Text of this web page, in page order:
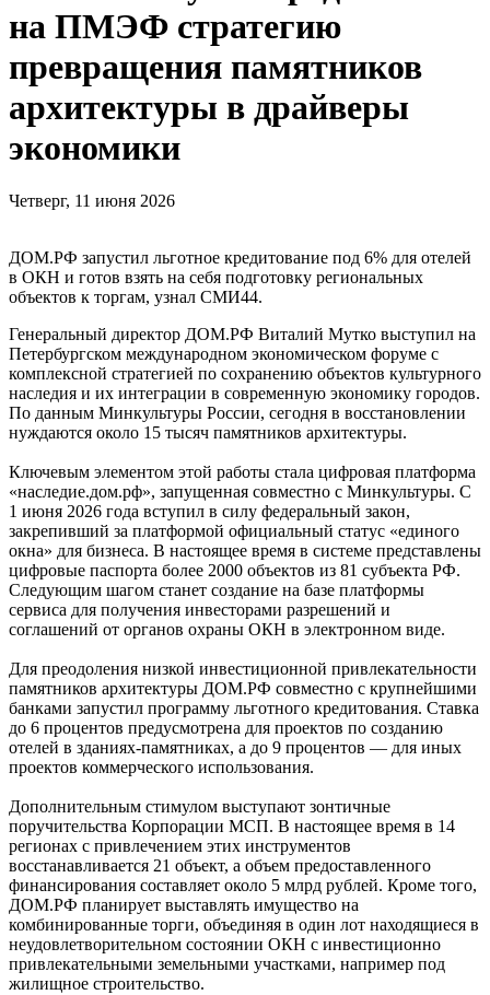
на ПМЭФ стратегию
превращения памятников
архитектуры в драйверы
экономики
Четверг, 11 июня 2026
ДОМ.РФ запустил льготное кредитование под 6% для отелей
в ОКН и готов взять на себя подготовку региональных
объектов к торгам, узнал СМИ44.
Генеральный директор ДОМ.РФ Виталий Мутко выступил на
Петербургском международном экономическом форуме с
комплексной стратегией по сохранению объектов культурного
наследия и их интеграции в современную экономику городов.
По данным Минкультуры России, сегодня в восстановлении
нуждаются около 15 тысяч памятников архитектуры.
Ключевым элементом этой работы стала цифровая платформа
«наследие.дом.рф», запущенная совместно с Минкультуры. С
1 июня 2026 года вступил в силу федеральный закон,
закрепивший за платформой официальный статус «единого
окна» для бизнеса. В настоящее время в системе представлены
цифровые паспорта более 2000 объектов из 81 субъекта РФ.
Следующим шагом станет создание на базе платформы
сервиса для получения инвесторами разрешений и
соглашений от органов охраны ОКН в электронном виде.
Для преодоления низкой инвестиционной привлекательности
памятников архитектуры ДОМ.РФ совместно с крупнейшими
банками запустил программу льготного кредитования. Ставка
до 6 процентов предусмотрена для проектов по созданию
отелей в зданиях-памятниках, а до 9 процентов — для иных
проектов коммерческого использования.
Дополнительным стимулом выступают зонтичные
поручительства Корпорации МСП. В настоящее время в 14
регионах с привлечением этих инструментов
восстанавливается 21 объект, а объем предоставленного
финансирования составляет около 5 млрд рублей. Кроме того,
ДОМ.РФ планирует выставлять имущество на
комбинированные торги, объединяя в один лот находящиеся в
неудовлетворительном состоянии ОКН с инвестиционно
привлекательными земельными участками, например под
жилищное строительство.